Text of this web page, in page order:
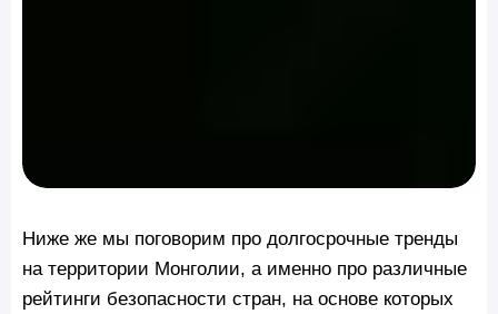
Ниже же мы поговорим про долгосрочные тренды
на территории Монголии, а именно про различные
рейтинги безопасности стран, на основе которых